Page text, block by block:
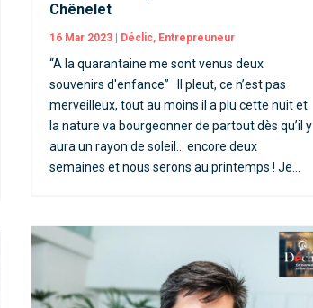
Chênelet
16 Mar 2023| Déclic, Entrepreuneur
“A la quarantaine me sont venus deux
souvenirs d'enfance” Il pleut, ce n’est pas
merveilleux, tout au moins il a plu cette nuit et
la nature va bourgeonner de partout dès qu’il y
aura un rayon de soleil… encore deux
semaines et nous serons au printemps ! Je...